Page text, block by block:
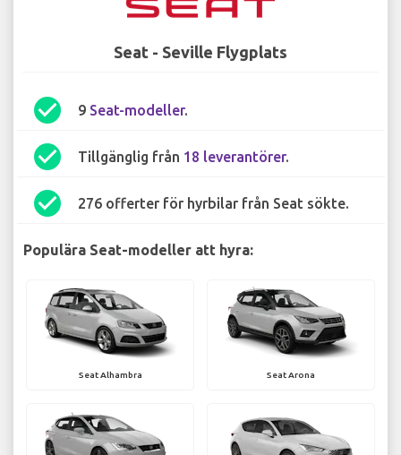
Seat - Seville Flygplats
check_circle 9 Seat-modeller.
check_circle Tillgänglig från 18 leverantörer.
check_circle 276 offerter för hyrbilar från Seat sökte.
Populära Seat-modeller att hyra:
Seat Alhambra Seat Arona